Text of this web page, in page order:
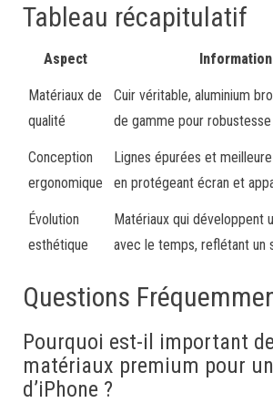
Tableau récapitulatif
Aspect
Matériaux de
qualité
Cuir véritable, aluminium
de gamme pour
Conception
ergonomique
Lignes épurées et
en protégeant écran et
Évolution
esthétique
Matériaux qui développent
avec le temps, reflétant un
Questions
Pourquoi est-il important
matériaux premium pour
d’iPhone ?